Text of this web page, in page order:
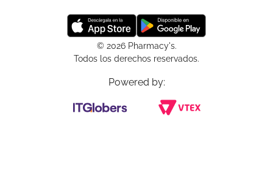
© 2026 Pharmacy's.
Todos los derechos reservados.
Powered by: